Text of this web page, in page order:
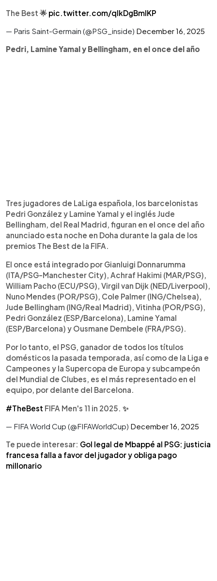
The Best 🌟 pic.twitter.com/qlkDgBmIKP
— Paris Saint-Germain (@PSG_inside) December 16, 2025
Pedri, Lamine Yamal y Bellingham, en el once del año
Tres jugadores de LaLiga española, los barcelonistas
Pedri González y Lamine Yamal y el inglés Jude
Bellingham, del Real Madrid, figuran en el once del año
anunciado esta noche en Doha durante la gala de los
premios The Best de la FIFA.
El once está integrado por Gianluigi Donnarumma
(ITA/PSG-Manchester City), Achraf Hakimi (MAR/PSG),
William Pacho (ECU/PSG), Virgil van Dijk (NED/Liverpool),
Nuno Mendes (POR/PSG), Cole Palmer (ING/Chelsea),
Jude Bellingham (ING/Real Madrid), Vitinha (POR/PSG),
Pedri González (ESP/Barcelona), Lamine Yamal
(ESP/Barcelona) y Ousmane Dembele (FRA/PSG).
Por lo tanto, el PSG, ganador de todos los títulos
domésticos la pasada temporada, así como de la Liga e
Campeones y la Supercopa de Europa y subcampeón
del Mundial de Clubes, es el más representado en el
equipo, por delante del Barcelona.
#TheBest FIFA Men's 11 in 2025. ✨
— FIFA World Cup (@FIFAWorldCup) December 16, 2025
Te puede interesar: Gol legal de Mbappé al PSG: justicia
francesa falla a favor del jugador y obliga pago
millonario